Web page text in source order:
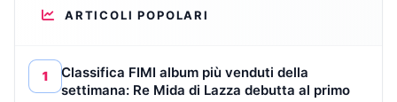
ARTICOLI POPOLARI
1
Classifica FIMI album più venduti della
settimana: Re Mida di Lazza debutta al primo